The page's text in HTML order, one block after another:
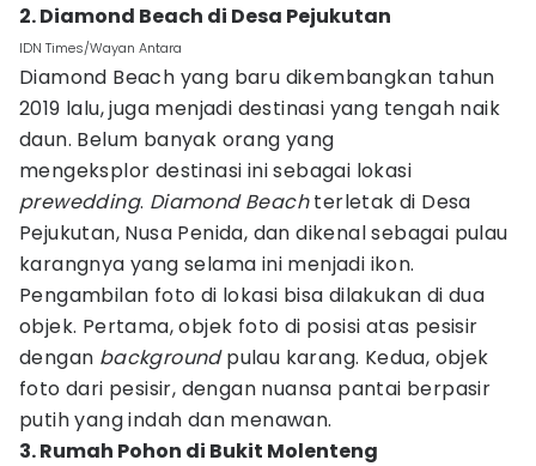
2. Diamond Beach di Desa Pejukutan
IDN Times/Wayan Antara
Diamond Beach yang baru dikembangkan tahun
2019 lalu, juga menjadi destinasi yang tengah naik
daun. Belum banyak orang yang
mengeksplor destinasi ini sebagai lokasi
prewedding. Diamond Beachterletak di Desa
Pejukutan, Nusa Penida, dan dikenal sebagai pulau
karangnya yang selama ini menjadi ikon.
Pengambilan foto di lokasi bisa dilakukan di dua
objek. Pertama, objek foto di posisi atas pesisir
dengan backgroundpulau karang. Kedua, objek
foto dari pesisir, dengan nuansa pantai berpasir
putih yang indah dan menawan.
3. Rumah Pohon di Bukit Molenteng